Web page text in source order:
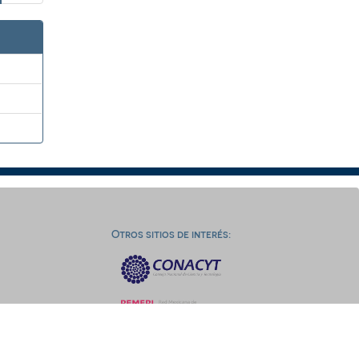
Otros sitios de interés: